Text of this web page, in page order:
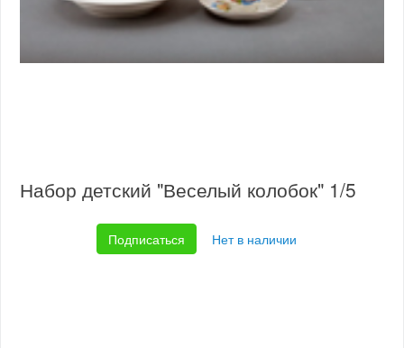
Набор детский "Веселый колобок" 1/5
Подписаться Нет в наличии